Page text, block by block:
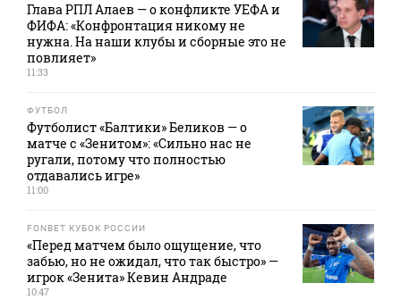
Глава РПЛ Алаев — о конфликте УЕФА и
ФИФА: «Конфронтация никому не
нужна. На наши клубы и сборные это не
повлияет»
11:33
ФУТБОЛ
Футболист «Балтики» Беликов — о
матче с «Зенитом»: «Сильно нас не
ругали, потому что полностью
отдавались игре»
11:00
FONBET КУБОК РОССИИ
«Перед матчем было ощущение, что
забью, но не ожидал, что так быстро» —
игрок «Зенита» Кевин Андраде
10:47